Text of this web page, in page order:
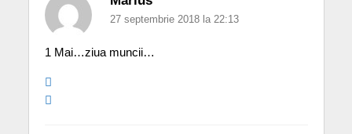
27 septembrie 2018 la 22:13
1 Mai…ziua muncii…